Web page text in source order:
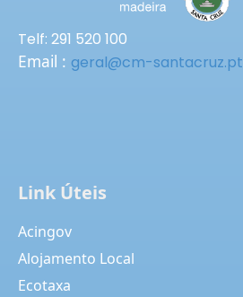
Telf: 291 520 100
Email : geral@cm-santacruz.pt
Link Úteis
Acingov
Alojamento Local
Ecotaxa